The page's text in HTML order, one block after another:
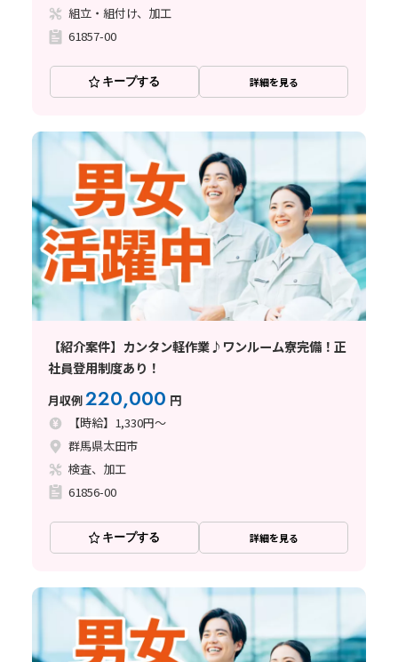
組立・組付け、加工
61857-00
キープする 詳細を見る
【紹介案件】カンタン軽作業♪ワンルーム寮完備！正
社員登用制度あり！
月収例220,000 円
【時給】1,330円～
群馬県太田市
検査、加工
61856-00
キープする 詳細を見る